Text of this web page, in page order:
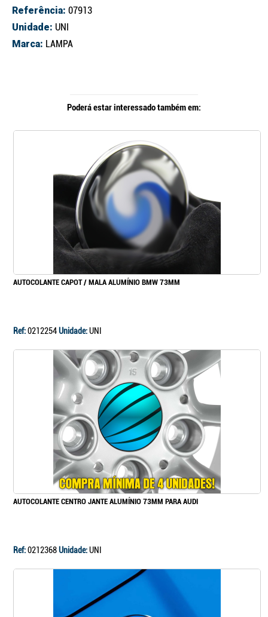
Referência: 07913
Unidade: UNI
Marca: LAMPA
Poderá estar interessado também em:
AUTOCOLANTE CAPOT / MALA ALUMÍNIO BMW 73MM
Ref:0212254Unidade:UNI
AUTOCOLANTE CENTRO JANTE ALUMÍNIO 73MM PARA AUDI
Ref:0212368Unidade:UNI